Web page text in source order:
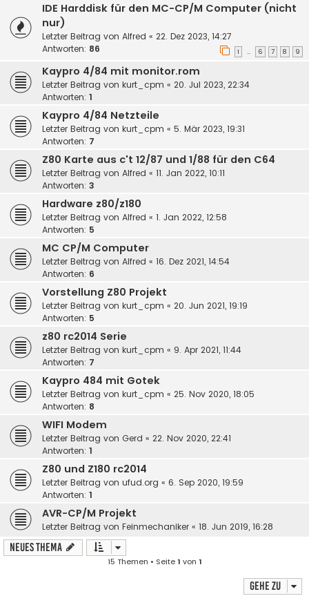
IDE Harddisk für den MC-CP/M Computer (nicht
nur)
Letzter Beitrag von Alfred « 22. Dez 2023, 14:27
Antworten: 86 1 … 6 7 8 9
Kaypro 4/84 mit monitor.rom
Letzter Beitrag von kurt_cpm « 20. Jul 2023, 22:34
Antworten: 1
Kaypro 4/84 Netzteile
Letzter Beitrag von kurt_cpm « 5. Mär 2023, 19:31
Antworten: 7
Z80 Karte aus c't 12/87 und 1/88 für den C64
Letzter Beitrag von Alfred « 11. Jan 2022, 10:11
Antworten: 3
Hardware z80/z180
Letzter Beitrag von Alfred « 1. Jan 2022, 12:58
Antworten: 5
MC CP/M Computer
Letzter Beitrag von Alfred « 16. Dez 2021, 14:54
Antworten: 6
Vorstellung Z80 Projekt
Letzter Beitrag von kurt_cpm « 20. Jun 2021, 19:19
Antworten: 5
z80 rc2014 Serie
Letzter Beitrag von kurt_cpm « 9. Apr 2021, 11:44
Antworten: 7
Kaypro 484 mit Gotek
Letzter Beitrag von kurt_cpm « 25. Nov 2020, 18:05
Antworten: 8
WIFI Modem
Letzter Beitrag von Gerd « 22. Nov 2020, 22:41
Antworten: 1
Z80 und Z180 rc2014
Letzter Beitrag von ufud.org « 6. Sep 2020, 19:59
Antworten: 1
AVR-CP/M Projekt
Letzter Beitrag von Feinmechaniker « 18. Jun 2019, 16:28
Neues Thema
15 Themen • Seite1 von 1
Gehe zu